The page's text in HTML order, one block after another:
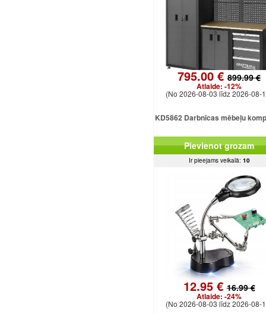
795.00 €899.99 €
Atlaide: -12%
(No 2026-08-03 līdz 2026-08-
KD5862 Darbnīcas mēbeļu
Pievienot grozam
Ir pieejams veikalā: 10
12.95 €16.99 €
Atlaide: -24%
(No 2026-08-03 līdz 2026-08-